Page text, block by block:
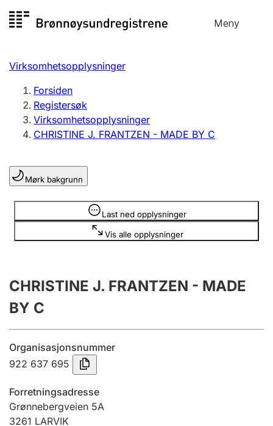
til
Meny
Registersøk
Aksjeselskap
Enkeltpersonforetak
Registrere, endre, slette
Lag og forening
Registrere, endre, slette
Årsregnskap
Innsending og forsinkelsesgebyr
Tinglysing
Jeger
Betaling og jegeravgiftskort
Virksomhetsopplysninger
Forsiden
Registersøk
Virksomhetsopplysninger
CHRISTINE J. FRANTZEN - MADE BY C
Mørk bakgrunn
Last ned opplysninger
Vis alle opplysninger
Opplysninger er skjult
CHRISTINE J. FRANTZEN - MADE
BY C
Organisasjonsnummer
922 637 695
Forretningsadresse
Grønnebergveien 5A
3261 LARVIK